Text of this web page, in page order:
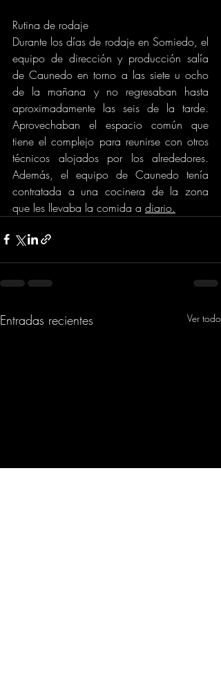
Rutina de rodaje
Durante los días de rodaje en Somiedo, el
equipo de dirección y producción salía
de Caunedo en torno a las siete u ocho
de la mañana y no regresaban hasta
aproximadamente las seis de la tarde.
Aprovechaban el espacio común que
tiene el complejo para reunirse con otros
técnicos alojados por los alrededores.
Además, el equipo de Caunedo tenía
contratada a una cocinera de la zona
que les llevaba la comida a diario.
Entradas recientes Ver todo